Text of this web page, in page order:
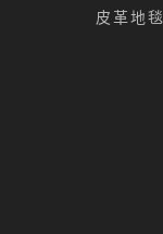
皮革地毯